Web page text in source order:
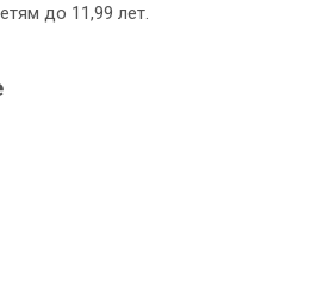
до 11,99 лет.